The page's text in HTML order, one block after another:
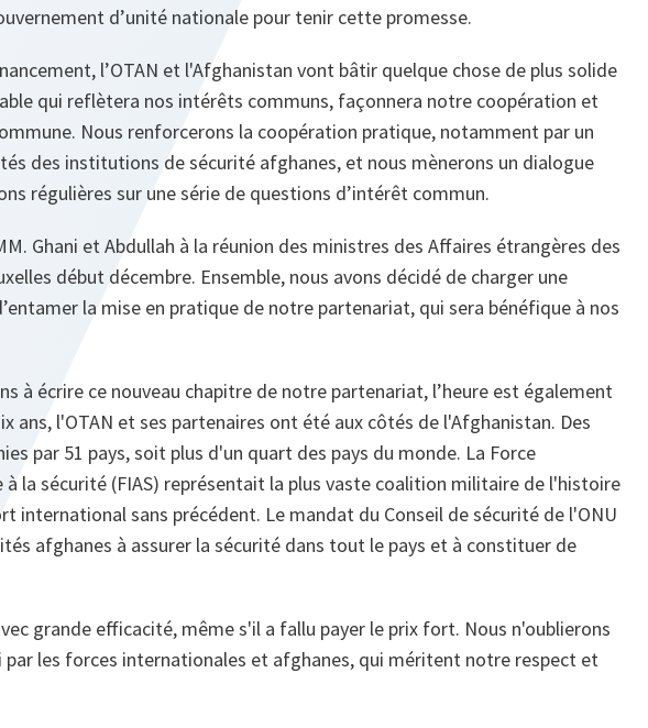
d’unité nationale pour tenir cette promesse.
l’OTAN et l'Afghanistan vont bâtir quelque chose de plus solide
qui reflètera nos intérêts communs, façonnera notre coopération et
Nous renforcerons la coopération pratique, notamment par un
des institutions de sécurité afghanes, et nous mènerons un dialogue
régulières sur une série de questions d’intérêt commun.
Ghani et Abdullah à la réunion des ministres des Affaires étrangères des
début décembre. Ensemble, nous avons décidé de charger une
la mise en pratique de notre partenariat, qui sera bénéfique à nos
à écrire ce nouveau chapitre de notre partenariat, l’heure est également
ans, l'OTAN et ses partenaires ont été aux côtés de l'Afghanistan. Des
par 51 pays, soit plus d'un quart des pays du monde. La Force
la sécurité (FIAS) représentait la plus vaste coalition militaire de l'histoire
international sans précédent. Le mandat du Conseil de sécurité de l'ONU
afghanes à assurer la sécurité dans tout le pays et à constituer de
grande efficacité, même s'il a fallu payer le prix fort. Nous n'oublierons
par les forces internationales et afghanes, qui méritent notre respect et